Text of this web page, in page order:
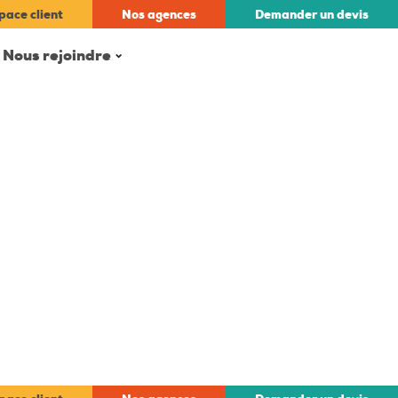
Nous rejoindre
client Nosagences Demander undevis